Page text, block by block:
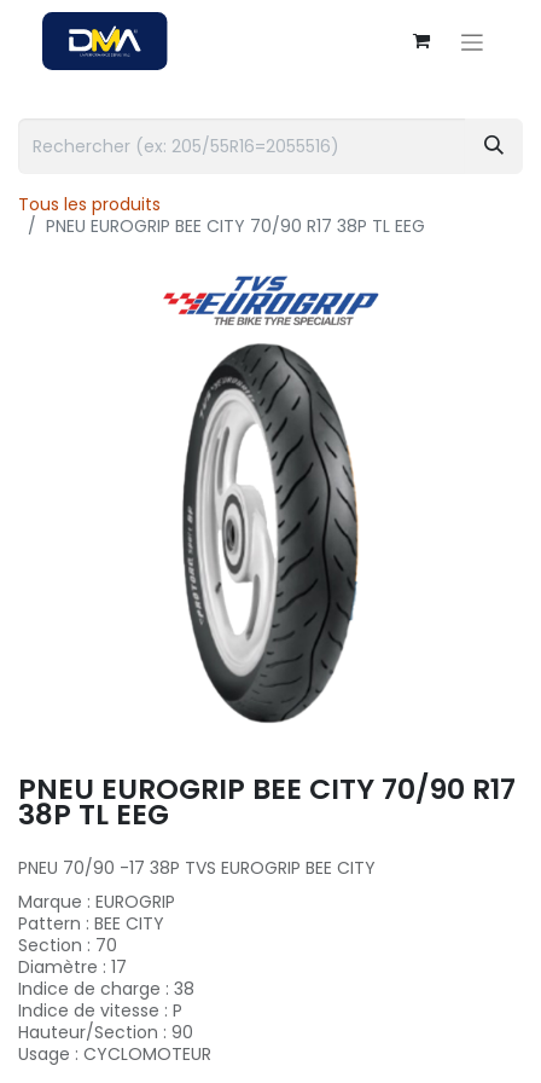
Tous les produits
PNEU EUROGRIP BEE CITY 70/90 R17 38P TL EEG
PNEU EUROGRIP BEE CITY 70/90 R17
38P TL EEG
PNEU 70/90 -17 38P TVS EUROGRIP BEE CITY
Marque : EUROGRIP
Pattern : BEE CITY
Section : 70
Diamètre : 17
Indice de charge : 38
Indice de vitesse : P
Hauteur/Section : 90
Usage : CYCLOMOTEUR